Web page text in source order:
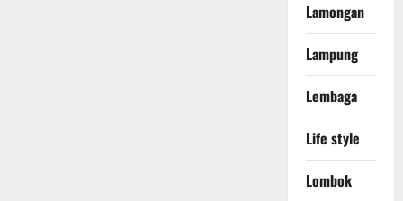
Lamongan
Lampung
Lembaga
Life style
Lombok